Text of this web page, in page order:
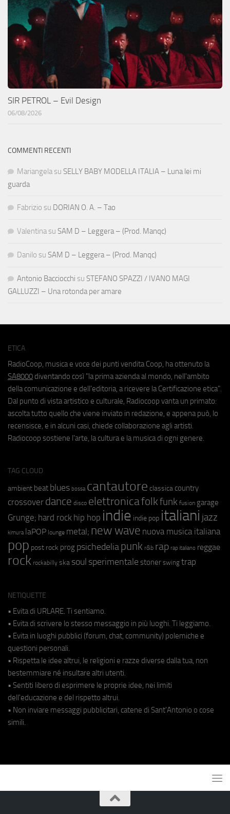
SIR PETROL – Evil Design
06/08/2026
COMMENTI RECENTI
Mariangela su SELLY BABY MODELLA ITALIA – Luna lei mi
guarda
Fabrizio su DORIAN O. A. – Tao
Valentina su SAM D – Leggera – (Prod. Manqc)
Danilo su SAM D – Leggera – (Prod. Manqc)
Antonio Bacciocchi su STEFANO SPAZZI / IVANO MAGI
GALLUZZI – Una rotonda per amare
ETICA
RadioCoop, musica e voce dei punti vendita Coop, ha ottenuto la
SA8000 diventando così "la prima azienda al mondo, nell'ambito
della comunicazione e dell'editoria, a ricevere la Certificazione etica".
Dal punto di vista artistico e culturale, Radiocoop vanta un primato:
ascolta tutto quello che viene inviato in redazione, e appena può, lo
recensisce, e in alcuni casi, chiede collaborazione agli artisti.
Radiocoop sostiene l'arte, la cultura e la musica di ogni genere.
TAG CLOUD
ambient beat blues bossa cantautore classica country
crossover dance disco elettronicafolkfunk fusion garage
Grunge; hard rock hip hop indie indie pop italiani jazz
kimura laPOP lounge metal; new wave nuova musica italiana
pop post rock prog psichedeliapunk r&b rap rap italiano reggae
rock rockabilly ska soul sperimentale stoner swing trap
NETIQUETTE
• Evita di URLARE. Ti sentiamo.
• Evita di scrivere lo stesso messaggio in più luoghi. Ti leggiamo.
• Evita in luoghi pubblici (forum, chat, community) polemiche e
questioni personali.
• Rispetta le idee altrui, le religioni e razze diverse dalla tua, non
bestemmiare né insultare altri utenti.
• Sentiti libero di esprimere le proprie idee, nei limiti
dell'educazione e del rispetto altrui.
• Non inviare messaggi pubblicitari, catene di Sant'Antonio o cose
simili.